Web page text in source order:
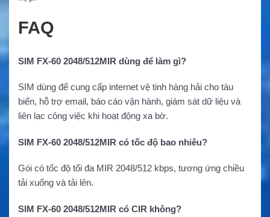
FAQ
SIM FX-60 2048/512MIR dùng để làm gì?
SIM dùng để cung cấp internet vệ tinh hàng hải cho tàu
biển, hỗ trợ email, báo cáo vận hành, giám sát dữ liệu và
liên lạc công việc khi hoạt động xa bờ.
SIM FX-60 2048/512MIR có tốc độ bao nhiêu?
Gói có tốc độ tối đa MIR 2048/512 kbps, tương ứng chiều
tải xuống và tải lên.
SIM FX-60 2048/512MIR có CIR không?